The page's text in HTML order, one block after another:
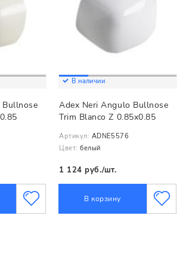
В наличии
Adex Neri Angulo Bullnose
Trim Blanco Z 0.85x0.85
Артикул: ADNE5576
Цвет: белый
1 124 руб./шт.
В корзину